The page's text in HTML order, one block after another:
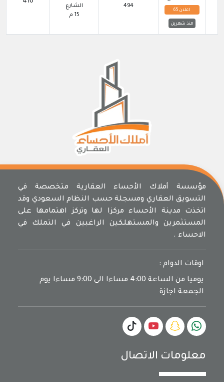
اعلان 65
منذ شهرين
494
الشارع
15 م
مؤسسة أملاك الأحساء العقارية متخصصة في
التسويق العقاري ومسجلة حسب النظام السعودي وقد
اتخذت مدينة الأحساء مركزا لها وتركز اهتمامها على
المستثمرين والمستهلكين الراغبين في التملك في
الاحساء .
اوقات الدوام :
يوميا من الساعة 4:00 مساءا الى 9:00 مساءا يوم
الجمعة اجازة
معلومات الاتصال